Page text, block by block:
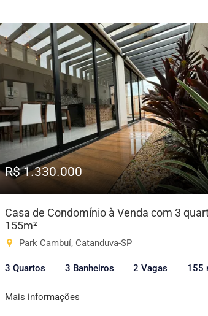
R$ 1.330.000
Casa de Condomínio à Venda com 3
155m²
Park Cambuí, Catanduva-SP
3 Quartos 3 Banheiros 2 Vagas 155
Mais informações